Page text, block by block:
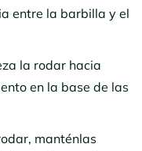
entre la barbilla y el
la rodar hacia
en la base de las
manténlas